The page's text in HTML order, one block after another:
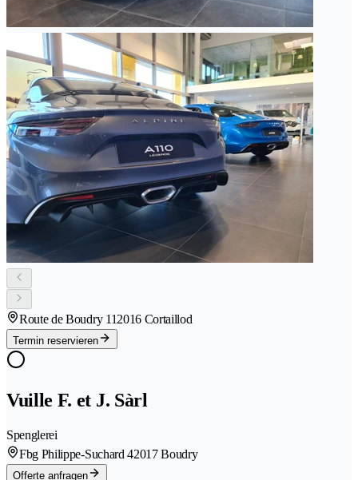
Route de Boudry 112016 Cortaillod
Termin reservieren
Vuille F. et J. Sàrl
Spenglerei
Fbg Philippe-Suchard 42017 Boudry
Offerte anfragen